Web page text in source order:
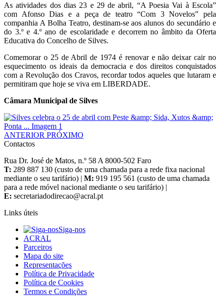
As atividades dos dias 23 e 29 de abril, “A Poesia Vai à Escola”
com Afonso Dias e a peça de teatro “Com 3 Novelos” pela
companhia A Bolha Teatro, destinam-se aos alunos do secundário e
do 3.º e 4.º ano de escolaridade e decorrem no âmbito da Oferta
Educativa do Concelho de Silves.
Comemorar o 25 de Abril de 1974 é renovar e não deixar cair no
esquecimento os ideais da democracia e dos direitos conquistados
com a Revolução dos Cravos, recordar todos aqueles que lutaram e
permitiram que hoje se viva em LIBERDADE.
Câmara Municipal de Silves
ANTERIOR PRÓXIMO
Contactos
Rua Dr. José de Matos, n.º 58 A 8000-502 Faro
T: 289 887 130 (custo de uma chamada para a rede fixa nacional
mediante o seu tarifário) | M: 919 195 561 (custo de uma chamada
para a rede móvel nacional mediante o seu tarifário) |
E:
Links úteis
Siga-nos
ACRAL
Parceiros
Mapa do site
Representações
Política de Privacidade
Política de Cookies
Termos e Condições